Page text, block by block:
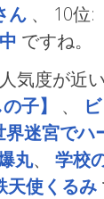
ん 、 10位:
ですね。
気度が近
の子】 、
界迷宮でハ
丸、 学校
天使くるみ